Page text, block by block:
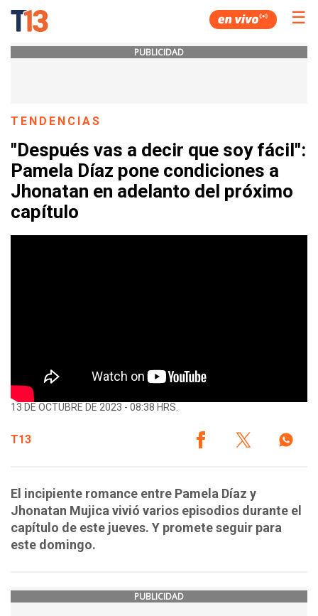
☰
PUBLICIDAD
TENDENCIAS
"Después vas a decir que soy fácil":
Pamela Díaz pone condiciones a
Jhonatan en adelanto del próximo
capítulo
13 DE OCTUBRE DE 2023 - 08:38 HRS.
T13
El incipiente romance entre Pamela Díaz y
Jhonatan Mujica vivió varios episodios durante el
capítulo de este jueves. Y promete seguir para
este domingo.
PUBLICIDAD